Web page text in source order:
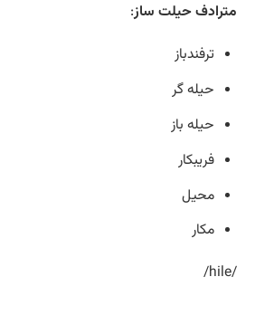
مترادف حیلت ساز:
ترفندباز
حیله گر
حیله باز
فریبکار
محیل
مکار
/hile/